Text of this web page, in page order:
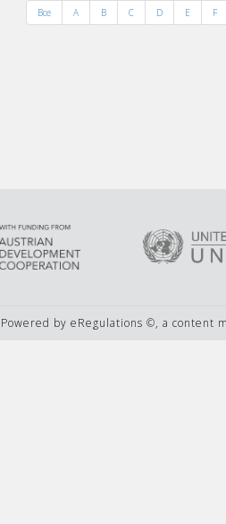
Все A B C D E F
Powered by eRegulations ©, a content